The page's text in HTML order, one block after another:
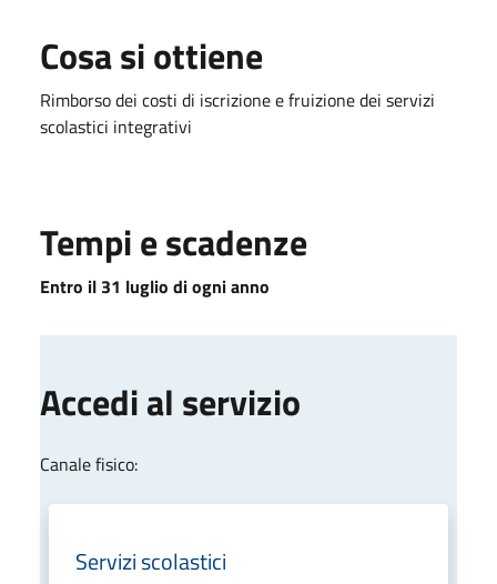
Cosa si ottiene
Rimborso dei costi di iscrizione e fruizione dei servizi
scolastici integrativi
Tempi e scadenze
Entro il 31 luglio di ogni anno
Accedi al servizio
Canale fisico:
Servizi scolastici